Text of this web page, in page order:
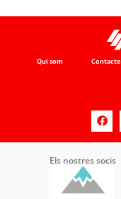
Qui som Contacte
Els nostres socis